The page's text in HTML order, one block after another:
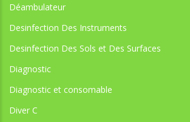
Déambulateur
Desinfection Des Instruments
Desinfection Des Sols et Des Surfaces
Diagnostic
Diagnostic et consomable
Diver C